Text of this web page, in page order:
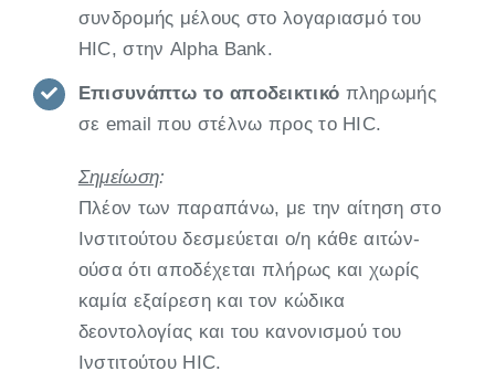
συνδρομής μέλους στο λογαριασμό του
HIC, στην Alpha Bank.
Επισυνάπτω το αποδεικτικό πληρωμής
σε email που στέλνω προς το HIC.
Σημείωση:
Πλέον των παραπάνω, με την αίτηση στο
Ινστιτούτου δεσμεύεται ο/η κάθε αιτών-
ούσα ότι αποδέχεται πλήρως και χωρίς
καμία εξαίρεση και τον κώδικα
δεοντολογίας και του κανονισμού του
Ινστιτούτου HIC.